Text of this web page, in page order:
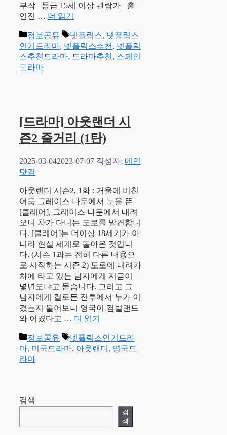
부작 등급 15세 이상 관람가 출
연진 … 더 읽기
카
테
고
리
정보공유
태
그
넷플릭스, 넷플릭스
인기드라마, 넷플릭스추천 , 넷플릭
스추천드라마, 드라마추천 , 스페인
드라마
[드라마] 아웃랜더 시
즌2 줄거리 (1탄)
2025-03-042023-07-07 작성자: 메인
닷컴
아웃랜더 시즌2, 1화 : 거울에 비친
어둠 그레이스 나둔에서 눈을 뜬
[클레어], 그레이스 나둔에서 내려
오니 차가 다니는 도로를 발견합니
다. [클레어]는 더이상 18세기가 아
니라 현실 세계로 돌아온 것입니
다. (시즌 1과는 전혀 다른 내용으
로 시작하는 시즌 2) 도로에 내려가
차에 타고 있는 남자에게 지금이
몇년도냐고 묻습니다. 그리고 그
남자에게 컬로든 전투에서 누가 이
겼는지 물어보니 영국이 컴벌랜드
와 이겼다고 … 더 읽기
카
테
고
정보공유
태
그
넷플릭스인기드라
마, 미국드라마, 아웃랜더 , 영국드
라마
검색
검
색